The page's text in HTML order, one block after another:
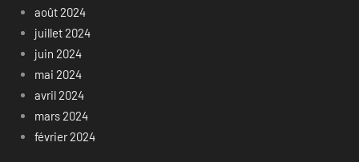
août 2024
juillet 2024
juin 2024
mai 2024
avril 2024
mars 2024
février 2024